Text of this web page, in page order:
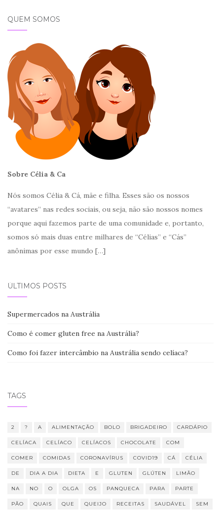
QUEM SOMOS
Sobre Célia & Ca
Nós somos Célia & Cá, mãe e filha. Esses são os nossos
“avatares” nas redes sociais, ou seja, não são nossos nomes
porque aqui fazemos parte de uma comunidade e, portanto,
somos só mais duas entre milhares de “Célias” e “Cás”
anônimas por esse mundo […]
ÚLTIMOS POSTS
Supermercados na Austrália
Como é comer gluten free na Austrália?
Como foi fazer intercâmbio na Austrália sendo celíaca?
TAGS
2 ? A ALIMENTAÇÃO BOLO BRIGADEIRO CARDÁPIO
CELÍACA CELÍACO CELÍACOS CHOCOLATE COM
COMER COMIDAS CORONAVÍRUS COVID19 CÁ CÉLIA
DE DIA A DIA DIETA E GLUTEN GLÚTEN LIMÃO
NA NO O OLGA OS PANQUECA PARA PARTE
PÃO QUAIS QUE QUEIJO RECEITAS SAUDÁVEL SEM